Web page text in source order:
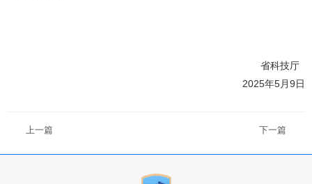
省科技厅
2025年5月9日
上一篇 下一篇